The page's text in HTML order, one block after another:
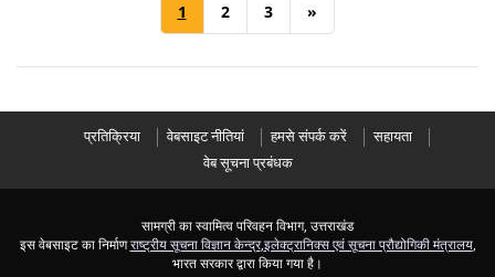
1 2 3 »
प्रतिक्रिया वेबसाइट नीतियां हमसे संपर्क करें
सहायता
वेब सूचना प्रबंधक
सामग्री का स्वामित्व परिवहन विभाग, उत्तराखंड
इस वेबसाइट का निर्माणराष्ट्रीय सूचना विज्ञान केन्द्र,इलेक्ट्रानिक्स एवं सूचना प्रौद्योगिकी मंत्रालय,
भारत सरकार द्वारा किया गया है।